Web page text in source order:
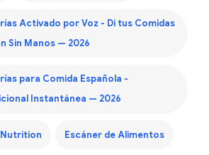
Activado por Voz - Di tus Comidas
Sin Manos — 2026
para Comida Española -
Instantánea — 2026
Nutrition Escáner de Alimentos